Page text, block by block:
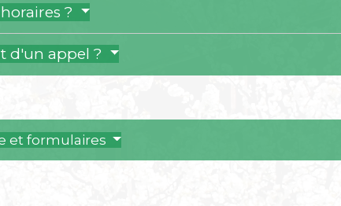
?
d'un appel ?
et formulaires